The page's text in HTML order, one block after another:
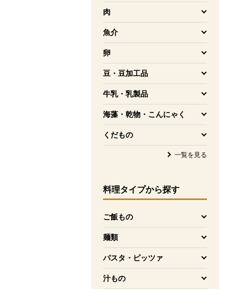
肉
を開く
魚介
を開く
卵
を開く
豆・豆加工品
を開く
牛乳・乳製品
を開く
海藻・乾物・こんにゃく
を開く
くだもの
を開く
一覧を見る
料理タイプから探す
ご飯もの
を開く
麺類
を開く
パスタ・ピッツァ
を開く
汁もの
を開く